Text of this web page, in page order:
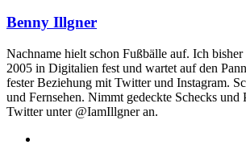
Benny Illgner
Nachname hielt schon Fußbälle auf. Ich
2005 in Digitalien fest und wartet auf den
fester Beziehung mit Twitter und Instagram.
und Fernsehen. Nimmt gedeckte Schecks und
Twitter unter @IamIllgner an.